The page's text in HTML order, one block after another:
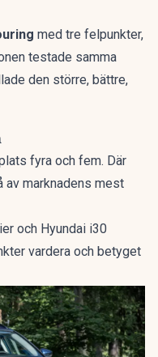
med tre felpunkter,
testade samma
den större, bättre,
fyra och fem. Där
av marknadens mest
och Hyundai i30
vardera och betyget